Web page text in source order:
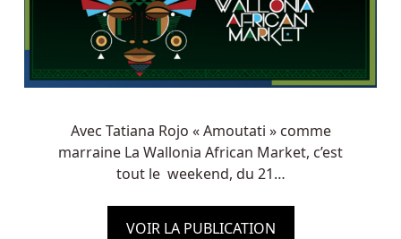
Avec Tatiana Rojo « Amoutati » comme
marraine La Wallonia African Market, c’est
tout le weekend, du 21…
VOIR LA PUBLICATION